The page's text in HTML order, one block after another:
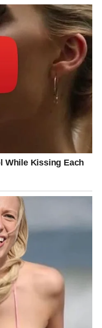
briše suze iz prošlosti.
kroz novu ljubav ili
– kroz osećaj da je